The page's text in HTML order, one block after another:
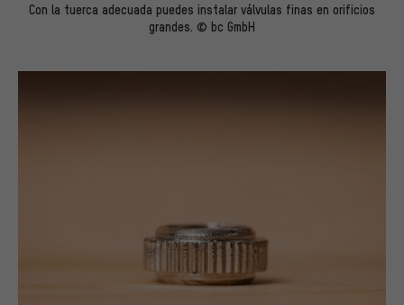
Con la tuerca adecuada puedes instalar válvulas finas en orificios
grandes. © bc GmbH